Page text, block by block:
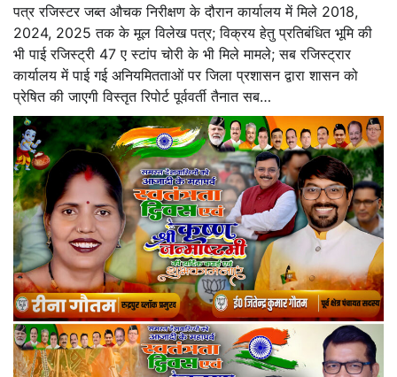
पत्र रजिस्टर जब्त औचक निरीक्षण के दौरान कार्यालय में मिले 2018,
2024, 2025 तक के मूल विलेख पत्र; विक्रय हेतु प्रतिबंधित भूमि की
भी पाई रजिस्ट्री 47 ए स्टांप चोरी के भी मिले मामले; सब रजिस्ट्रार
कार्यालय में पाई गई अनियमितताओं पर जिला प्रशासन द्वारा शासन को
प्रेषित की जाएगी विस्तृत रिपोर्ट पूर्ववर्ती तैनात सब…